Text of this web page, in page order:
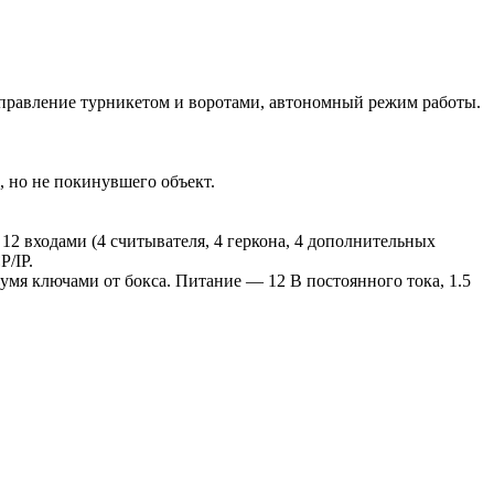
турникетом и воротами, автономный режим работы.
но не покинувшего объект.
входами (4 считывателя, 4 геркона, 4 дополнительных
IP.
ключами от бокса. Питание — 12 В постоянного тока, 1.5